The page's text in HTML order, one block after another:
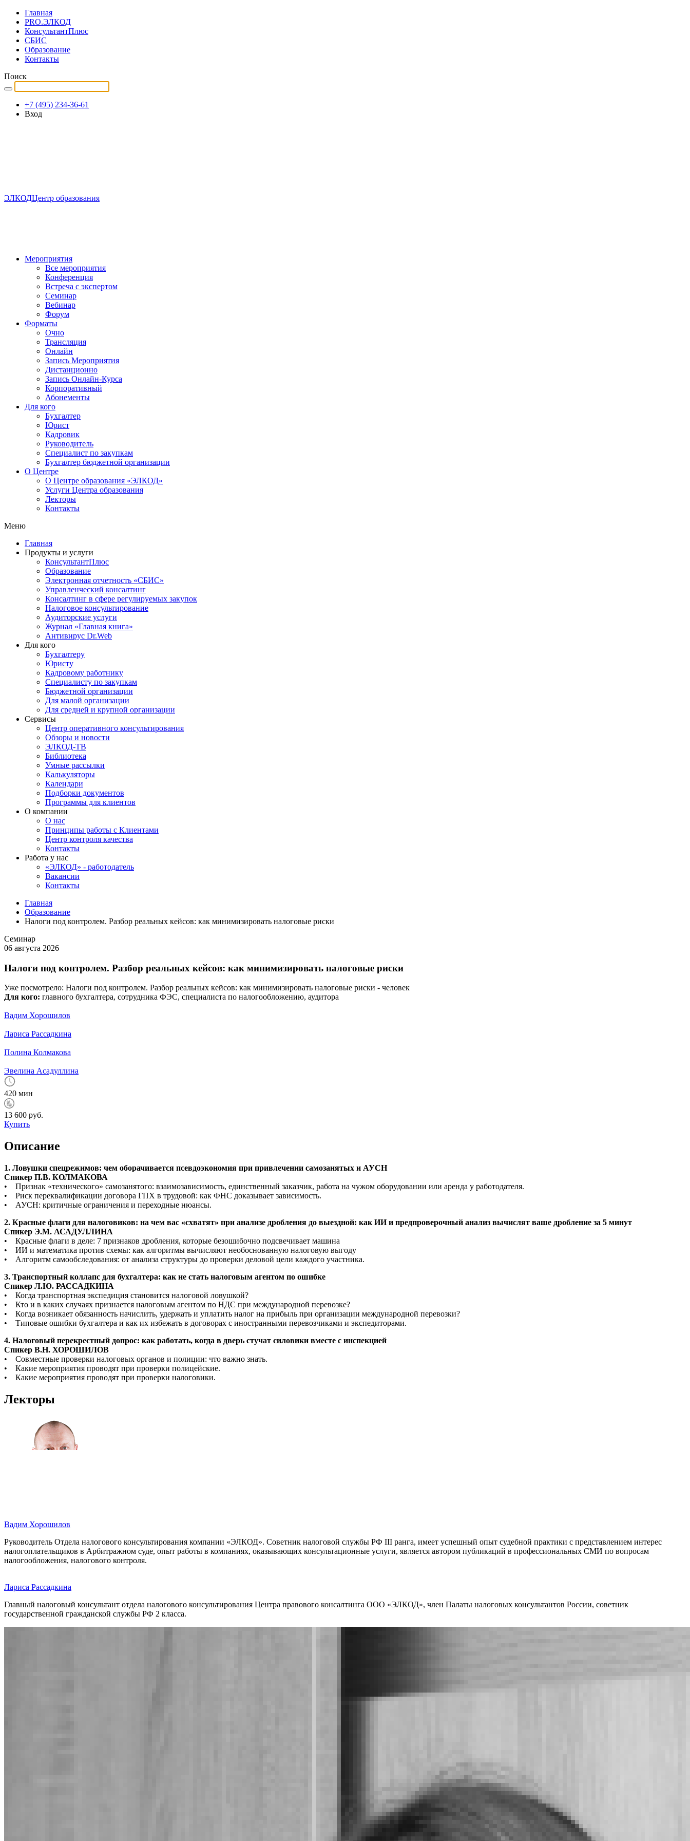
Главная
PRO.ЭЛКОД
КонсультантПлюс
СБИС
Образование
Контакты
Поиск
+7 (495) 234-36-61
Вход
ЭЛКОДЦентр образования
Мероприятия
Все мероприятия
Конференция
Встреча с экспертом
Семинар
Вебинар
Форум
Форматы
Очно
Трансляция
Онлайн
Запись Мероприятия
Дистанционно
Запись Онлайн-Курса
Корпоративный
Абонементы
Для кого
Бухгалтер
Юрист
Кадровик
Руководитель
Специалист по закупкам
Бухгалтер бюджетной организации
О Центре
О Центре образования «ЭЛКОД»
Услуги Центра образования
Лекторы
Контакты
Меню
Главная
Продукты и услуги
КонсультантПлюс
Образование
Электронная отчетность «СБИС»
Управленческий консалтинг
Консалтинг в сфере регулируемых закупок
Налоговое консультирование
Аудиторские услуги
Журнал «Главная книга»
Антивирус Dr.Web
Для кого
Бухгалтеру
Юристу
Кадровому работнику
Специалисту по закупкам
Бюджетной организации
Для малой организации
Для средней и крупной организации
Сервисы
Центр оперативного консультирования
Обзоры и новости
ЭЛКОД-ТВ
Библиотека
Умные рассылки
Калькуляторы
Календари
Подборки документов
Программы для клиентов
О компании
О нас
Принципы работы с Клиентами
Центр контроля качества
Контакты
Работа у нас
«ЭЛКОД» - работодатель
Вакансии
Контакты
Главная
Образование
Налоги под контролем. Разбор реальных кейсов: как минимизировать налоговые риски
Семинар
06 августа 2026
Налоги под контролем. Разбор реальных кейсов: как минимизировать налоговые риски
Уже посмотрело: Налоги под контролем. Разбор реальных кейсов: как минимизировать налоговые риски - человек
Для кого: главного бухгалтера, сотрудника ФЭС, специалиста по налогообложению, аудитора
Вадим Хорошилов
Лариса Рассадкина
Полина Колмакова
Эвелина Асадуллина
420 мин
13 600 руб.
Купить
Описание
1. Ловушки спецрежимов: чем оборачивается псевдоэкономия при привлечении самозанятых и АУСН
Спикер П.В. КОЛМАКОВА
• Признак «технического» самозанятого: взаимозависимость, единственный заказчик, работа на чужом оборудовании или аренда у работодателя.
• Риск переквалификации договора ГПХ в трудовой: как ФНС доказывает зависимость.
• АУСН: критичные ограничения и переходные нюансы.
2. Красные флаги для налоговиков: на чем вас «схватят» при анализе дробления до выездной: как ИИ и предпроверочный анализ вычислят ваше дробление за 5 минут
Спикер Э.М. АСАДУЛЛИНА
• Красные флаги в деле: 7 признаков дробления, которые безошибочно подсвечивает машина
• ИИ и математика против схемы: как алгоритмы вычисляют необоснованную налоговую выгоду
• Алгоритм самообследования: от анализа структуры до проверки деловой цели каждого участника.
3. Транспортный коллапс для бухгалтера: как не стать налоговым агентом по ошибке
Спикер Л.Ю. РАССАДКИНА
• Когда транспортная экспедиция становится налоговой ловушкой?
• Кто и в каких случаях признается налоговым агентом по НДС при международной перевозке?
• Когда возникает обязанность начислить, удержать и уплатить налог на прибыль при организации международной перевозки?
• Типовые ошибки бухгалтера и как их избежать в договорах с иностранными перевозчиками и экспедиторами.
4. Налоговый перекрестный допрос: как работать, когда в дверь стучат силовики вместе с инспекцией
Спикер В.Н. ХОРОШИЛОВ
• Совместные проверки налоговых органов и полиции: что важно знать.
• Какие мероприятия проводят при проверки полицейские.
• Какие мероприятия проводят при проверки налоговики.
Лекторы
Вадим Хорошилов
Руководитель Отдела налогового консультирования компании «ЭЛКОД». Советник налоговой службы РФ III ранга, имеет успешный опыт судебной практики с представлением интерес
налогоплательщиков в Арбитражном суде, опыт работы в компаниях, оказывающих консультационные услуги, является автором публикаций в профессиональных СМИ по вопросам
налогообложения, налогового контроля.
Лариса Рассадкина
Главный налоговый консультант отдела налогового консультирования Центра правового консалтинга ООО «ЭЛКОД», член Палаты налоговых консультантов России, советник
государственной гражданской службы РФ 2 класса.